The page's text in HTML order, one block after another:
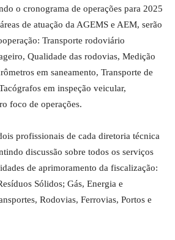
o cronograma de operações para 2025
de atuação da AGEMS e AEM, serão
Transporte rodoviário
Qualidade das rodovias, Medição
em saneamento, Transporte de
em inspeção veicular,
foco de operações.
profissionais de cada diretoria técnica
discussão sobre todos os serviços
de aprimoramento da fiscalização:
Sólidos; Gás, Energia e
Rodovias, Ferrovias, Portos e